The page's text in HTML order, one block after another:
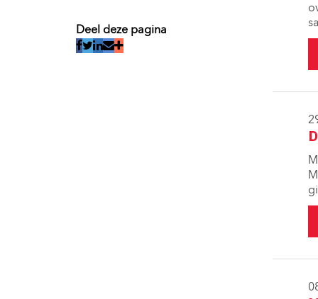
Deel deze pagina